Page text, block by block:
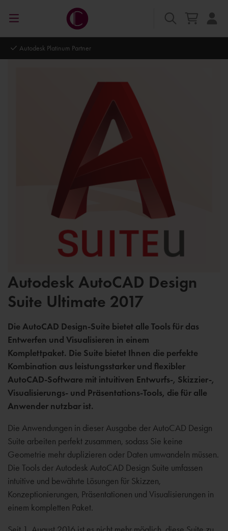
Autodesk Platinum Partner
Autodesk AutoCAD Design
Suite Ultimate 2017
Die AutoCAD Design-Suite bietet alle Tools für das
Entwerfen und Visualisieren in einem
Komplettpaket. Die Suite bietet Ihnen die perfekte
Kombination aus leistungsstarker und flexibler
AutoCAD-Software mit intuitiven Entwurfs-, Skizzier-,
Visualisierungs- und Präsentations-Tools, die für alle
Anwender nutzbar ist.
Die Anwendungen in dieser Ausgabe der AutoCAD Design
Suite arbeiten perfekt zusammen, sodass Sie keine
Geometrie mehr duplizieren oder Daten umwandeln müssen.
Die Tools der Autodesk AutoCAD Design Suite umfassen
intuitive und bewährte Lösungen für Skizzen,
Konzeptionierungen, Präsentationen und Visualisierungen in
einem kompletten Paket.